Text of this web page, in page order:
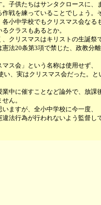
子供たちはサンタクロースに、
戦を練っていることでしょう。
小中学校でもクリスマス会なる
クラスもあるとか。
クリスマスはキリストの生誕祭
法20条第3項で禁じた、政教分
ス会」という名称は使用せず、
い、実はクリスマス会だった。と
中に催すことなど論外で、放課
ん。
ますが、全小中学校に今一度、
違法行為が行われないよう監督し